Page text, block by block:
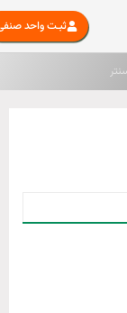
ثبـت واحد صنفی